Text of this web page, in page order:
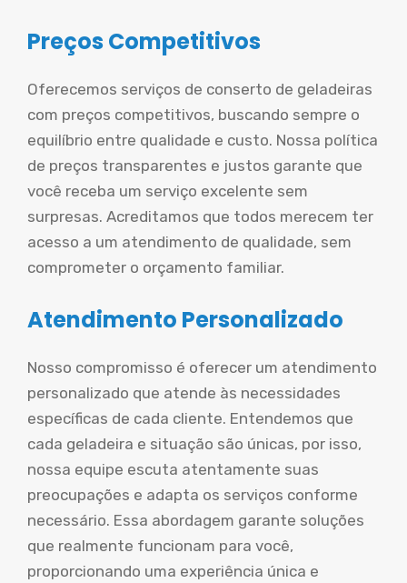
Preços Competitivos
Oferecemos serviços de conserto de geladeiras
com preços competitivos, buscando sempre o
equilíbrio entre qualidade e custo. Nossa política
de preços transparentes e justos garante que
você receba um serviço excelente sem
surpresas. Acreditamos que todos merecem ter
acesso a um atendimento de qualidade, sem
comprometer o orçamento familiar.
Atendimento Personalizado
Nosso compromisso é oferecer um atendimento
personalizado que atende às necessidades
específicas de cada cliente. Entendemos que
cada geladeira e situação são únicas, por isso,
nossa equipe escuta atentamente suas
preocupações e adapta os serviços conforme
necessário. Essa abordagem garante soluções
que realmente funcionam para você,
proporcionando uma experiência única e